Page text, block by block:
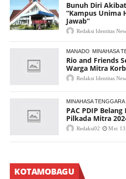
Bunuh Diri
“Kampus Unima
Jawab”
Redaksi Identitas
MANADO MINAHASA
Rio and Friends
Warga Mitra
Redaksi Identitas
MINAHASA TENGGARA
PAC PDIP
Pilkada Mitra
Redaksi02 Mei
KOTAMOBAGU